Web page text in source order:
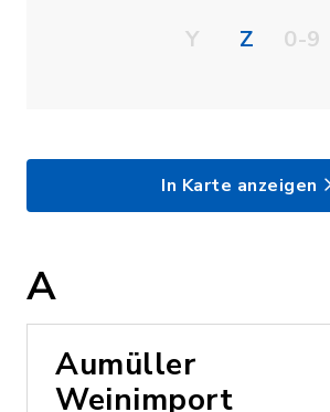
Y
Z 0-9
In Karte anzeigen
A
Aumüller
Weinimport